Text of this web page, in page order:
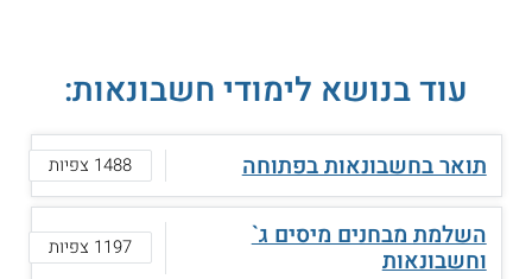
עוד בנושא לימודי חשבונאות:
תואר בחשבונאות בפתוחה 1488 צפיות
השלמת מבחנים מיסים ג`
וחשבונאות 1197 צפיות